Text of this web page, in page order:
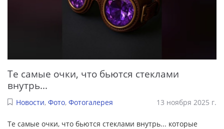
Те самые очки, что бьются стеклами
внутрь...
Новости, Фото, Фотогалерея 13 ноября 2025 г.
Те самые очки, что бьются стеклами внутрь... которые